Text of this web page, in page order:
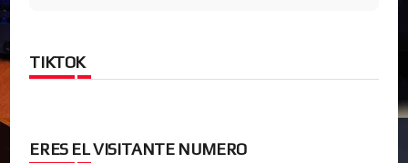
TIKTOK
ERES EL VISITANTE NUMERO